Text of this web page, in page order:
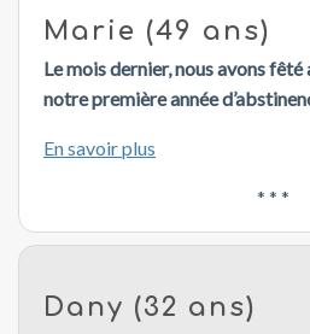
Marie (49 ans)
Le mois dernier, nous avons
notre première année
En savoir plus
* * *
Dany (32 ans)